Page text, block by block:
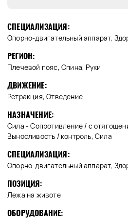
СПЕЦИАЛИЗАЦИЯ:
Опорно-двигательный аппарат,
РЕГИОН:
Плечевой пояс, Спина, Руки
ДВИЖЕНИЕ:
Ретракция, Отведение
НАЗНАЧЕНИЕ:
Сила - Сопротивление / с
Выносливость / контроль, Сила
СПЕЦИАЛИЗАЦИЯ:
Опорно-двигательный аппарат,
ПОЗИЦИЯ:
Лежа на животе
ОБОРУДОВАНИЕ: